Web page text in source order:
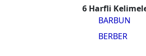
6 Harfli
BARBUN
BERBER